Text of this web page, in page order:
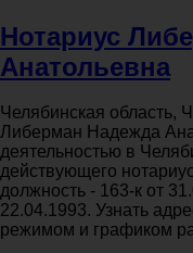
Нотариус
Анатольевна
Челябинская область,
Либерман Надежда
деятельностью в
действующего
должность - 163-к от
22.04.1993. Узнать
режимом и графиком